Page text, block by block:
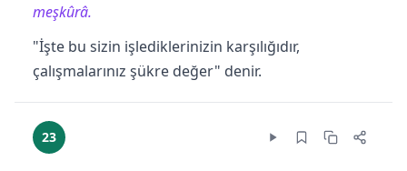
meşkûrâ.
"İşte bu sizin işlediklerinizin karşılığıdır,
çalışmalarınız şükre değer" denir.
23